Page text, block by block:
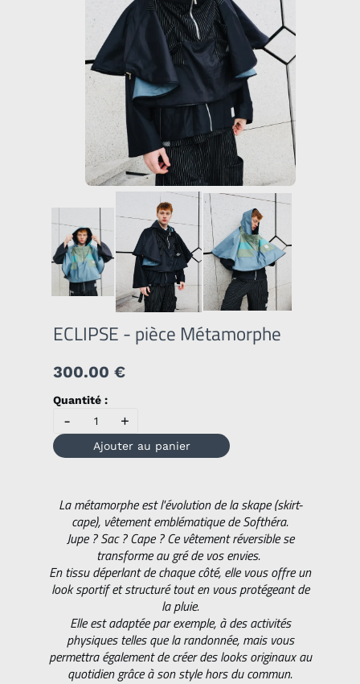
ECLIPSE - pièce Métamorphe
300.00 €
Quantité :
- +
Ajouter au panier
La métamorphe est l'évolution de la skape (skirt-
cape), vêtement emblématique de Softhéra.
Jupe ? Sac ? Cape ? Ce vêtement réversible se
transforme au gré de vos envies.
En tissu déperlant de chaque côté, elle vous offre un
look sportif et structuré tout en vous protégeant de
la pluie.
Elle est adaptée par exemple, à des activités
physiques telles que la randonnée, mais vous
permettra également de créer des looks originaux au
quotidien grâce à son style hors du commun.